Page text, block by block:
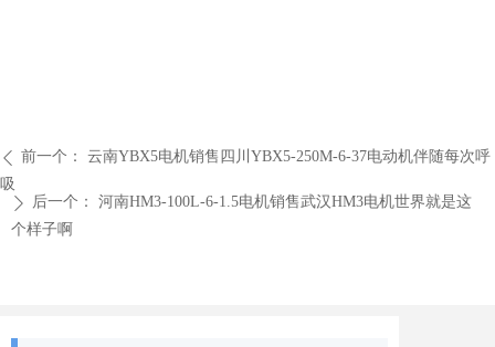
ꄴ 前一个：
云南YBX5电机销售四川YBX5-250M-6-37电动机伴随每次呼
吸
ꄲ 后一个：
河南HM3-100L-6-1.5电机销售武汉HM3电机世界就是这
个样子啊